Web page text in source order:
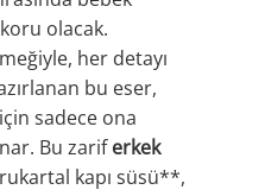
olacak.
her detayı
bu eser,
sadece ona
Bu zariferkek
kapı süsü**,